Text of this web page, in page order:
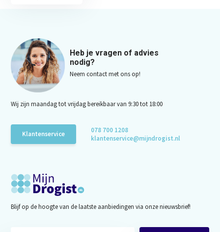
Heb je vragen of advies
nodig?
Neem contact met ons op!
Wij zijn maandag tot vrijdag bereikbaar van 9:30 tot 18:00
Klantenservice
078 700 1208
klantenservice@mijndrogist.nl
Blijf op de hoogte van de laatste aanbiedingen via onze nieuwsbrief!